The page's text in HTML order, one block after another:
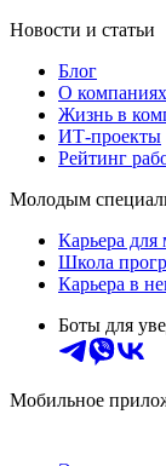
Новости и статьи
Блог
О
Жизнь в
ИТ-проекты
Рейтинг
Молодым
Карьера для
Школа
Карьера в
Боты для
Мобильное